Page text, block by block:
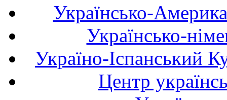
Українсько-
Українсько-
Україно-Іспанський
Центр